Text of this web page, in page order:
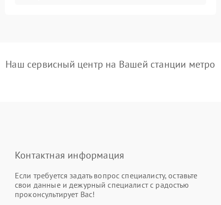
Наш сервисный центр на Вашей станции метро
Контактная информация
Если требуется задать вопрос специалисту, оставьте
свои данные и дежурный специалист с радостью
проконсультирует Вас!